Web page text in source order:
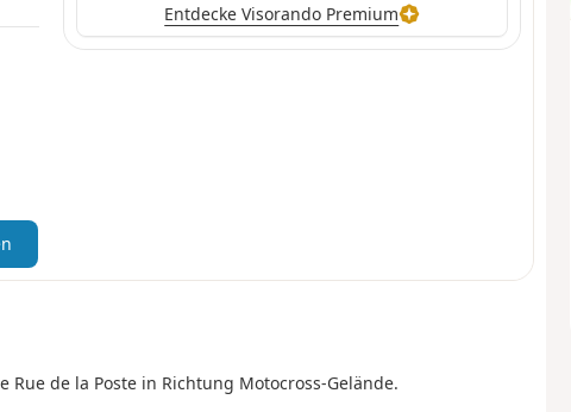
Entdecke Visorando Premium
de la Poste in Richtung Motocross-Gelände.